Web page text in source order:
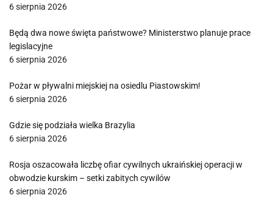
6 sierpnia 2026
Będą dwa nowe święta państwowe? Ministerstwo planuje prace
legislacyjne
6 sierpnia 2026
Pożar w pływalni miejskiej na osiedlu Piastowskim!
6 sierpnia 2026
Gdzie się podziała wielka Brazylia
6 sierpnia 2026
Rosja oszacowała liczbę ofiar cywilnych ukraińskiej operacji w
obwodzie kurskim – setki zabitych cywilów
6 sierpnia 2026